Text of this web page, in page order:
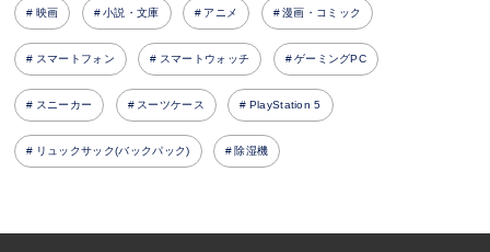
映画 小説・文庫 アニメ 漫画・コミック
スマートフォン スマートウォッチ ゲーミングPC
スニーカー スーツケース PlayStation 5
リュックサック(バックパック) 除湿機